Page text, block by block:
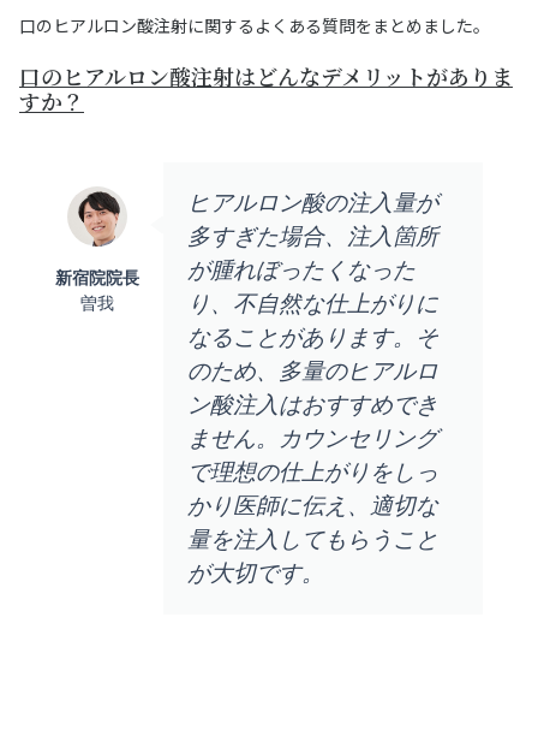
口のヒアルロン酸注射に関するよくある質問をまとめました。
口のヒアルロン酸注射はどんなデメリットがありま
すか？
ヒアルロン酸の注入量が
多すぎた場合、注入箇所
が腫れぼったくなった
り、不自然な仕上がりに
なることがあります。そ
のため、多量のヒアルロ
ン酸注入はおすすめでき
ません。カウンセリング
で理想の仕上がりをしっ
かり医師に伝え、適切な
量を注入してもらうこと
が大切です。
新宿院院長
曽我